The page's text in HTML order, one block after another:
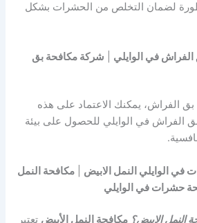
لضمان التخلص من الحشرات بشكل
في الوايلي
شركة مكافحة بق
بق الفراش، يمكنك الاعتماد على هذه
بق الفراش في الوايلي للحصول على بيئة
الوايلي النمل الابيض |مكافحة النمل
حشرات في الوايلي
الابيض؟ مكافحة النمل الأبيض تعتبر